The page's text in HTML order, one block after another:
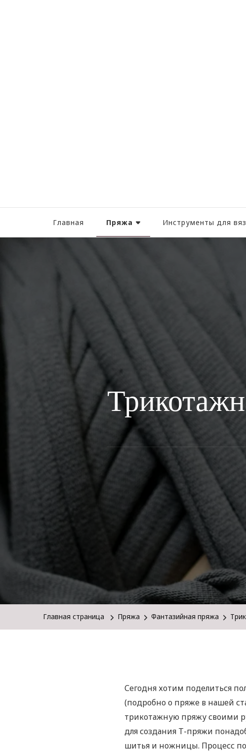
Главная Пряжа Инструменты для
Главная страница Пряжа Фантазийная пряжа
Сегодня хотим поделиться
(подробно о пряже в нашей
трикотажную пряжу своими
для создания Т-пряжи
шитья и ножницы. Процесс